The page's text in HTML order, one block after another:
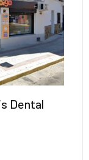
Dental